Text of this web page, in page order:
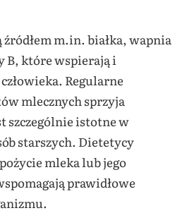
m.in. białka, wapnia
B, które wspierają i
Regularne
mlecznych sprzyja
szczególnie istotne w
starszych. Dietetycy
mleka lub jego
prawidłowe